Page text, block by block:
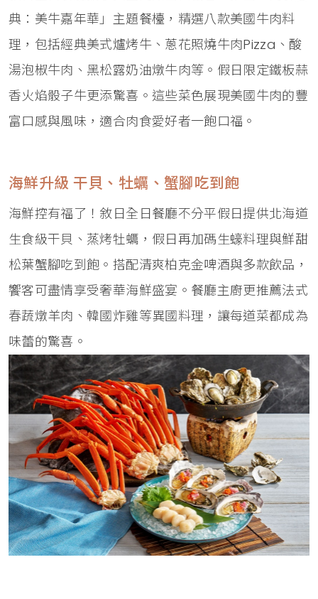
典：美牛嘉年華」主題餐檯，精選八款美國牛肉料
理，包括經典美式爐烤牛、蔥花照燒牛肉Pizza、酸
湯泡椒牛肉、黑松露奶油燉牛肉等。假日限定鐵板蒜
香火焰骰子牛更添驚喜。這些菜色展現美國牛肉的豐
富口感與風味，適合肉食愛好者一飽口福。
海鮮升級 干貝、牡蠣、蟹腳吃到飽
海鮮控有福了！敘日全日餐廳不分平假日提供北海道
生食級干貝、蒸烤牡蠣，假日再加碼生蠔料理與鮮甜
松葉蟹腳吃到飽。搭配清爽柏克金啤酒與多款飲品，
饗客可盡情享受奢華海鮮盛宴。餐廳主廚更推薦法式
春蔬燉羊肉、韓國炸雞等異國料理，讓每道菜都成為
味蕾的驚喜。